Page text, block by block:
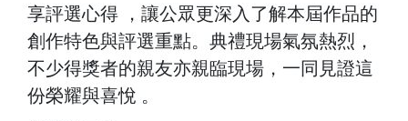
享評選心得 ，讓公眾更深入了解本屆作品的
創作特色與評選重點。典禮現場氣氛熱烈，
不少得獎者的親友亦親臨現場，一同見證這
份榮耀與喜悅 。